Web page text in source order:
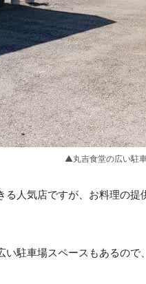
▲丸吉食堂の広い駐
る人気店ですが、お料理の
駐車場スペースもあるので